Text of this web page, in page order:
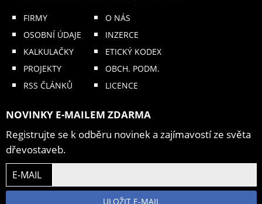
FIRMY
OSOBNÍ ÚDAJE
KALKULAČKY
PROJEKTY
RSS ČLÁNKŮ
O NÁS
INZERCE
ETICKÝ KODEX
OBCH. PODM.
LICENCE
NOVINKY E-MAILEM ZDARMA
Registrujte se k odběru novinek a zajímavostí ze světa
dřevostaveb.
E-MAIL
ULOŽIT E-MAIL